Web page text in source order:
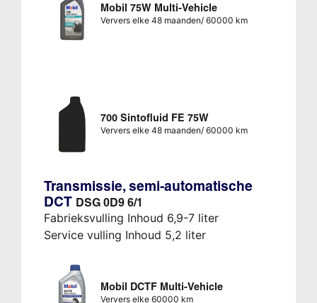
Mobil 75W Multi-Vehicle
Ververs elke 48 maanden/ 60000 km
700 Sintofluid FE 75W
Ververs elke 48 maanden/ 60000 km
Transmissie, semi-automatische
DCT DSG 0D9 6/1
Fabrieksvulling Inhoud 6,9-7 liter
Service vulling Inhoud 5,2 liter
Mobil DCTF Multi-Vehicle
Ververs elke 60000 km